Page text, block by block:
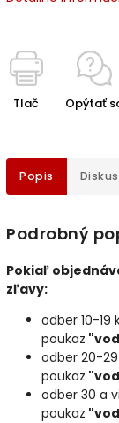
Tlač Opýtať
Popis
Podrobný
Pokiaľ
zľavy:
odber 10-19
poukaz
odber 20-
poukaz
odber 30 a
poukaz